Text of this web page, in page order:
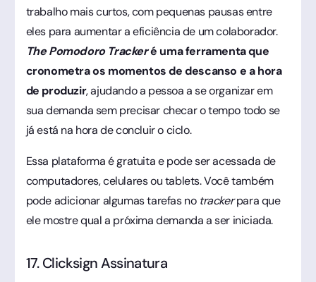
trabalho mais curtos, com pequenas pausas entre
eles para aumentar a eficiência de um colaborador.
The Pomodoro Trackeré uma ferramenta que
cronometra os momentos de descanso e a hora
de produzir, ajudando a pessoa a se organizar em
sua demanda sem precisar checar o tempo todo se
já está na hora de concluir o ciclo.
Essa plataforma é gratuita e pode ser acessada de
computadores, celulares ou tablets. Você também
pode adicionar algumas tarefas no trackerpara que
ele mostre qual a próxima demanda a ser iniciada.
17. Clicksign Assinatura